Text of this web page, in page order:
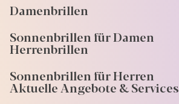
Damenbrillen
Sonnenbrillen für Damen
Herrenbrillen
Sonnenbrillen für Herren
Aktuelle Angebote & Services